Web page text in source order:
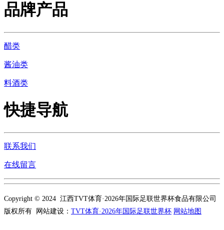
品牌产品
醋类
酱油类
料酒类
快捷导航
联系我们
在线留言
Copyright © 2024 江西TVT体育·2026年国际足联世界杯食品有限公司
版权所有 网站建设： TVT体育·2026年国际足联世界杯 网站地图